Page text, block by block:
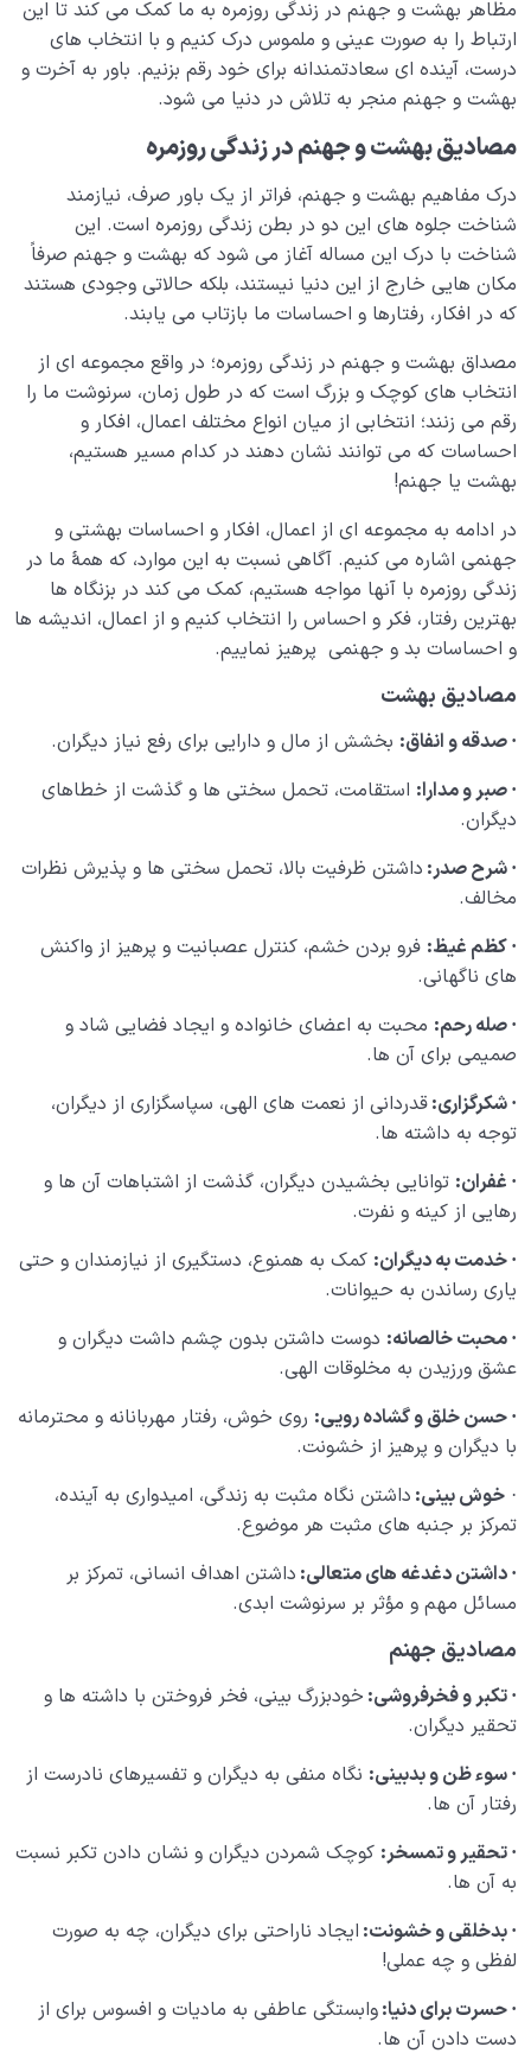
مظاهر بهشت و جهنم در زندگی روزمره به ما کمک می کند تا این
ارتباط را به صورت عینی و ملموس درک کنیم و با انتخاب های
درست، آینده ای سعادتمندانه برای خود رقم بزنیم. باور به آخرت و
بهشت و جهنم منجر به تلاش در دنیا می شود.
مصادیق بهشت و جهنم در زندگی روزمره
درک مفاهیم بهشت و جهنم، فراتر از یک باور صرف، نیازمند
شناخت جلوه های این دو در بطن زندگی روزمره است. این
شناخت با درک این مساله آغاز می شود که بهشت و جهنم صرفاً
مکان هایی خارج از این دنیا نیستند، بلکه حالاتی وجودی هستند
که در افکار، رفتارها و احساسات ما بازتاب می یابند.
مصداق بهشت و جهنم در زندگی روزمره؛ در واقع مجموعه ای از
انتخاب های کوچک و بزرگ است که در طول زمان، سرنوشت ما را
رقم می زنند؛ انتخابی از میان انواع مختلف اعمال، افکار و
احساسات که می توانند نشان دهند در کدام مسیر هستیم،
بهشت یا جهنم!
در ادامه به مجموعه ای از اعمال، افکار و احساسات بهشتی و
جهنمی اشاره می کنیم. آگاهی نسبت به این موارد، که همۀ ما در
زندگی روزمره با آنها مواجه هستیم، کمک می کند در بزنگاه ها
بهترین رفتار، فکر و احساس را انتخاب کنیم و از اعمال، اندیشه ها
و احساسات بد و جهنمی پرهیز نماییم.
مصادیق بهشت
·صدقه و انفاق: بخشش از مال و دارایی برای رفع نیاز دیگران.
·صبر و مدارا: استقامت، تحمل سختی ها و گذشت از خطاهای
دیگران.
·شرح صدر: داشتن ظرفیت بالا، تحمل سختی ها و پذیرش نظرات
مخالف.
·کظم غیظ: فرو بردن خشم، کنترل عصبانیت و پرهیز از واکنش
های ناگهانی.
·صله رحم: محبت به اعضای خانواده و ایجاد فضایی شاد و
صمیمی برای آن ها.
·شکرگزاری:قدردانی از نعمت های الهی، سپاسگزاری از دیگران،
توجه به داشته ها.
· غفران: توانایی بخشیدن دیگران، گذشت از اشتباهات آن ها و
رهایی از کینه و نفرت.
·خدمت به دیگران: کمک به همنوع، دستگیری از نیازمندان و حتی
یاری رساندن به حیوانات.
·محبت خالصانه: دوست داشتن بدون چشم داشت دیگران و
عشق ورزیدن به مخلوقات الهی.
·حسن خلق و گشاده رویی: روی خوش، رفتار مهربانانه و محترمانه
با دیگران و پرهیز از خشونت.
· خوش بینی: داشتن نگاه مثبت به زندگی، امیدواری به آینده،
تمرکز بر جنبه های مثبت هر موضوع.
·داشتن دغدغه های متعالی: داشتن اهداف انسانی، تمرکز بر
مسائل مهم و مؤثر بر سرنوشت ابدی.
مصادیق جهنم
·تکبر و فخرفروشی: خودبزرگ بینی، فخر فروختن با داشته ها و
تحقیر دیگران.
·سوء ظن و بدبینی: نگاه منفی به دیگران و تفسیرهای نادرست از
رفتار آن ها.
·تحقیر و تمسخر: کوچک شمردن دیگران و نشان دادن تکبر نسبت
به آن ها.
·بدخلقی و خشونت: ایجاد ناراحتی برای دیگران، چه به صورت
لفظی و چه عملی!
·حسرت برای دنیا:وابستگی عاطفی به مادیات و افسوس برای از
دست دادن آن ها.